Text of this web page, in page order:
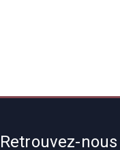
Retrouvez-nous